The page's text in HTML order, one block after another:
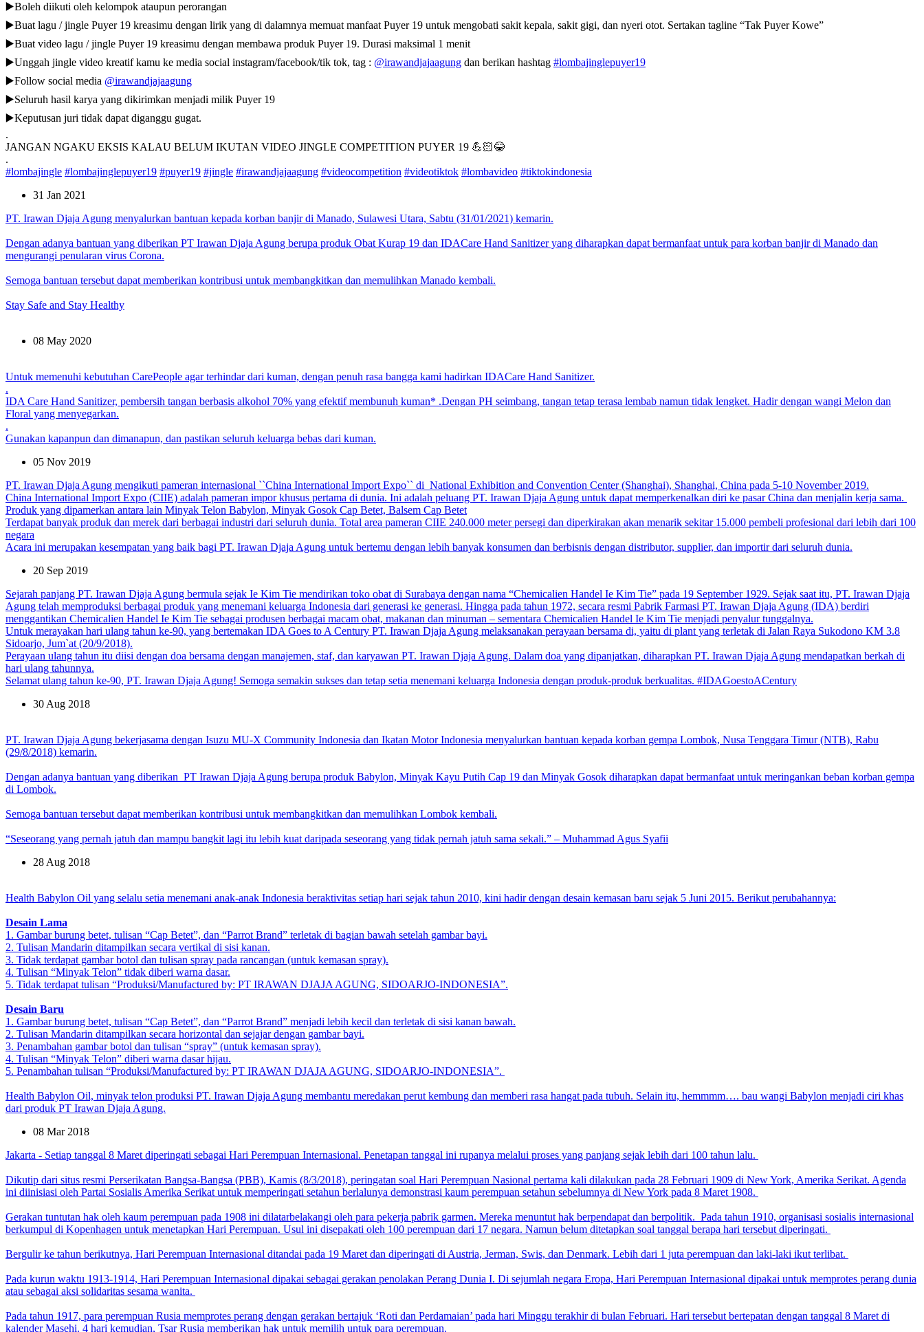
▶️Boleh diikuti oleh kelompok ataupun perorangan
▶️Buat lagu / jingle Puyer 19 kreasimu dengan lirik yang di dalamnya memuat manfaat Puyer 19 untuk mengobati sakit kepala, sakit gigi, dan nyeri otot. Sertakan tagline “Tak Puyer Kowe”
▶️Buat video lagu / jingle Puyer 19 kreasimu dengan membawa produk Puyer 19. Durasi maksimal 1 menit
▶️Unggah jingle video kreatif kamu ke media social instagram/facebook/tik tok, tag : @irawandjajaagung dan berikan hashtag #lombajinglepuyer19
▶️Follow social media @irawandjajaagung
▶️Seluruh hasil karya yang dikirimkan menjadi milik Puyer 19
▶️Keputusan juri tidak dapat diganggu gugat.
.
JANGAN NGAKU EKSIS KALAU BELUM IKUTAN VIDEO JINGLE COMPETITION PUYER 19 💪🏻😂
.
#lombajingle #lombajinglepuyer19 #puyer19 #jingle #irawandjajaagung #videocompetition #videotiktok #lombavideo #tiktokindonesia
31 Jan 2021
PT. Irawan Djaja Agung menyalurkan bantuan kepada korban banjir di Manado, Sulawesi Utara, Sabtu (31/01/2021) kemarin.
Dengan adanya bantuan yang diberikan PT Irawan Djaja Agung berupa produk Obat Kurap 19 dan IDACare Hand Sanitizer yang diharapkan dapat bermanfaat untuk para korban banjir di Manado dan
mengurangi penularan virus Corona.
Semoga bantuan tersebut dapat memberikan kontribusi untuk membangkitkan dan memulihkan Manado kembali.
Stay Safe and Stay Healthy
08 May 2020
Untuk memenuhi kebutuhan CarePeople agar terhindar dari kuman, dengan penuh rasa bangga kami hadirkan IDACare Hand Sanitizer.
.
IDA Care Hand Sanitizer, pembersih tangan berbasis alkohol 70% yang efektif membunuh kuman* .Dengan PH seimbang, tangan tetap terasa lembab namun tidak lengket. Hadir dengan wangi Melon dan
Floral yang menyegarkan.
.
Gunakan kapanpun dan dimanapun, dan pastikan seluruh keluarga bebas dari kuman.
05 Nov 2019
PT. Irawan Djaja Agung mengikuti pameran internasional ``China International Import Expo`` di National Exhibition and Convention Center (Shanghai), Shanghai, China pada 5-10 November 2019.
China International Import Expo (CIIE) adalah pameran impor khusus pertama di dunia. Ini adalah peluang PT. Irawan Djaja Agung untuk dapat memperkenalkan diri ke pasar China dan menjalin kerja sama.
Produk yang dipamerkan antara lain Minyak Telon Babylon, Minyak Gosok Cap Betet, Balsem Cap Betet
Terdapat banyak produk dan merek dari berbagai industri dari seluruh dunia. Total area pameran CIIE 240.000 meter persegi dan diperkirakan akan menarik sekitar 15.000 pembeli profesional dari lebih dari 100
negara
Acara ini merupakan kesempatan yang baik bagi PT. Irawan Djaja Agung untuk bertemu dengan lebih banyak konsumen dan berbisnis dengan distributor, supplier, dan importir dari seluruh dunia.
20 Sep 2019
Sejarah panjang PT. Irawan Djaja Agung bermula sejak Ie Kim Tie mendirikan toko obat di Surabaya dengan nama “Chemicalien Handel Ie Kim Tie” pada 19 September 1929. Sejak saat itu, PT. Irawan Djaja
Agung telah memproduksi berbagai produk yang menemani keluarga Indonesia dari generasi ke generasi. Hingga pada tahun 1972, secara resmi Pabrik Farmasi PT. Irawan Djaja Agung (IDA) berdiri
menggantikan Chemicalien Handel Ie Kim Tie sebagai produsen berbagai macam obat, makanan dan minuman – sementara Chemicalien Handel Ie Kim Tie menjadi penyalur tunggalnya.
Untuk merayakan hari ulang tahun ke-90, yang bertemakan IDA Goes to A Century PT. Irawan Djaja Agung melaksanakan perayaan bersama di, yaitu di plant yang terletak di Jalan Raya Sukodono KM 3.8
Sidoarjo, Jum`at (20/9/2018).
Perayaan ulang tahun itu diisi dengan doa bersama dengan manajemen, staf, dan karyawan PT. Irawan Djaja Agung. Dalam doa yang dipanjatkan, diharapkan PT. Irawan Djaja Agung mendapatkan berkah di
hari ulang tahunnya.
Selamat ulang tahun ke-90, PT. Irawan Djaja Agung! Semoga semakin sukses dan tetap setia menemani keluarga Indonesia dengan produk-produk berkualitas. #IDAGoestoACentury
30 Aug 2018
PT. Irawan Djaja Agung bekerjasama dengan Isuzu MU-X Community Indonesia dan Ikatan Motor Indonesia menyalurkan bantuan kepada korban gempa Lombok, Nusa Tenggara Timur (NTB), Rabu
(29/8/2018) kemarin.
Dengan adanya bantuan yang diberikan PT Irawan Djaja Agung berupa produk Babylon, Minyak Kayu Putih Cap 19 dan Minyak Gosok diharapkan dapat bermanfaat untuk meringankan beban korban gempa
di Lombok.
Semoga bantuan tersebut dapat memberikan kontribusi untuk membangkitkan dan memulihkan Lombok kembali.
“Seseorang yang pernah jatuh dan mampu bangkit lagi itu lebih kuat daripada seseorang yang tidak pernah jatuh sama sekali.” – Muhammad Agus Syafii
28 Aug 2018
Health Babylon Oil yang selalu setia menemani anak-anak Indonesia beraktivitas setiap hari sejak tahun 2010, kini hadir dengan desain kemasan baru sejak 5 Juni 2015. Berikut perubahannya:
Desain Lama
1. Gambar burung betet, tulisan “Cap Betet”, dan “Parrot Brand” terletak di bagian bawah setelah gambar bayi.
2. Tulisan Mandarin ditampilkan secara vertikal di sisi kanan.
3. Tidak terdapat gambar botol dan tulisan spray pada rancangan (untuk kemasan spray).
4. Tulisan “Minyak Telon” tidak diberi warna dasar.
5. Tidak terdapat tulisan “Produksi/Manufactured by: PT IRAWAN DJAJA AGUNG, SIDOARJO-INDONESIA”.
Desain Baru
1. Gambar burung betet, tulisan “Cap Betet”, dan “Parrot Brand” menjadi lebih kecil dan terletak di sisi kanan bawah.
2. Tulisan Mandarin ditampilkan secara horizontal dan sejajar dengan gambar bayi.
3. Penambahan gambar botol dan tulisan “spray” (untuk kemasan spray).
4. Tulisan “Minyak Telon” diberi warna dasar hijau.
5. Penambahan tulisan “Produksi/Manufactured by: PT IRAWAN DJAJA AGUNG, SIDOARJO-INDONESIA”.
Health Babylon Oil, minyak telon produksi PT. Irawan Djaja Agung membantu meredakan perut kembung dan memberi rasa hangat pada tubuh. Selain itu, hemmmm…. bau wangi Babylon menjadi ciri khas
dari produk PT Irawan Djaja Agung.
08 Mar 2018
Jakarta - Setiap tanggal 8 Maret diperingati sebagai Hari Perempuan Internasional. Penetapan tanggal ini rupanya melalui proses yang panjang sejak lebih dari 100 tahun lalu.
Dikutip dari situs resmi Perserikatan Bangsa-Bangsa (PBB), Kamis (8/3/2018), peringatan soal Hari Perempuan Nasional pertama kali dilakukan pada 28 Februari 1909 di New York, Amerika Serikat. Agenda
ini diinisiasi oleh Partai Sosialis Amerika Serikat untuk memperingati setahun berlalunya demonstrasi kaum perempuan setahun sebelumnya di New York pada 8 Maret 1908.
Gerakan tuntutan hak oleh kaum perempuan pada 1908 ini dilatarbelakangi oleh para pekerja pabrik garmen. Mereka menuntut hak berpendapat dan berpolitik. Pada tahun 1910, organisasi sosialis internasional
berkumpul di Kopenhagen untuk menetapkan Hari Perempuan. Usul ini disepakati oleh 100 perempuan dari 17 negara. Namun belum ditetapkan soal tanggal berapa hari tersebut diperingati.
Bergulir ke tahun berikutnya, Hari Perempuan Internasional ditandai pada 19 Maret dan diperingati di Austria, Jerman, Swis, dan Denmark. Lebih dari 1 juta perempuan dan laki-laki ikut terlibat.
Pada kurun waktu 1913-1914, Hari Perempuan Internasional dipakai sebagai gerakan penolakan Perang Dunia I. Di sejumlah negara Eropa, Hari Perempuan Internasional dipakai untuk memprotes perang dunia
atau sebagai aksi solidaritas sesama wanita.
Pada tahun 1917, para perempuan Rusia memprotes perang dengan gerakan bertajuk ‘Roti dan Perdamaian’ pada hari Minggu terakhir di bulan Februari. Hari tersebut bertepatan dengan tanggal 8 Maret di
kalender Masehi. 4 hari kemudian, Tsar Rusia memberikan hak untuk memilih untuk para perempuan.